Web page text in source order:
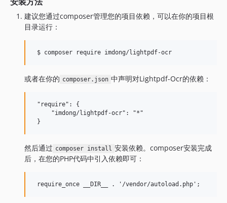
建议您通过composer管理您的项目依赖，可以在你的项目根
目录运行：
或者在你的 composer.json 中声明对Lightpdf-Ocr的依赖：
"require": {
     "imdong/lightpdf-ocr": "*"
然后通过 composer install 安装依赖。composer安装完成
后，在您的PHP代码中引入依赖即可：